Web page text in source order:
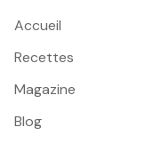
Accueil
Recettes
Magazine
Blog